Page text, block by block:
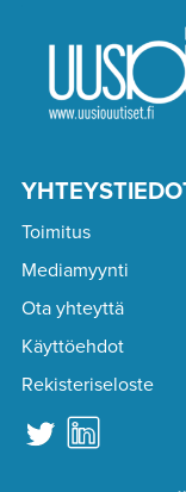
Toimitus
Mediamyynti
Ota yhteyttä
Käyttöehdot
Rekisteriseloste